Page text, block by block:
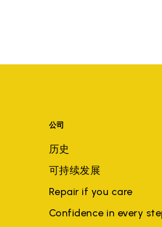
公司
历史
可持续发展
Repair if you care
Confidence in every